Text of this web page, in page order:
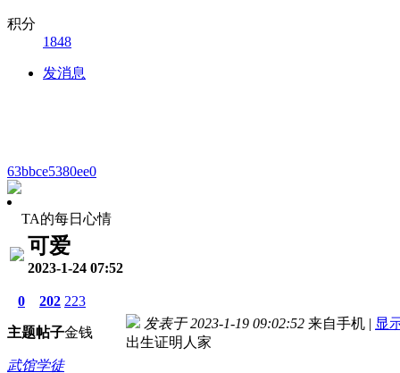
积分
1848
发消息
63bbce5380ee0
TA的每日心情
可爱
2023-1-24 07:52
0
主题
202
帖子
223
金钱
武馆学徒
发表于 2023-1-19 09:02:52 来自手机 | 显
出生证明人家